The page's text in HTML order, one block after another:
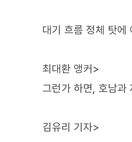
대기 흐름 정체 탓에
최대환 앵커>
그런가 하면, 호남과
김유리 기자>